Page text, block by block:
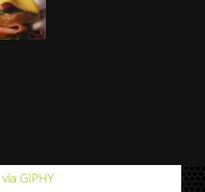
via GIPHY